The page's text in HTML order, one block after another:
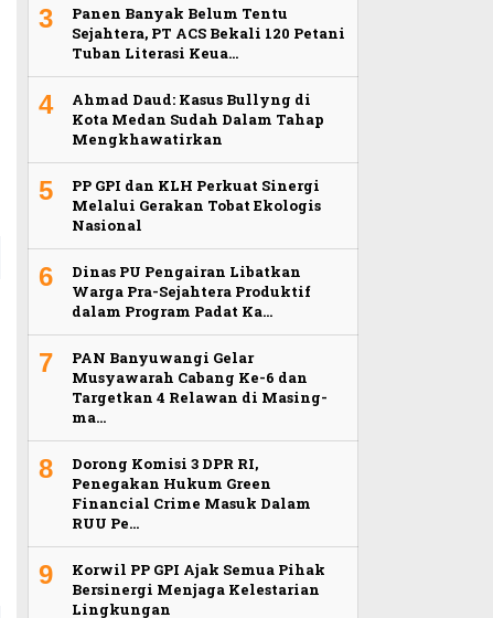
3
Panen Banyak Belum Tentu
Sejahtera, PT ACS Bekali 120 Petani
Tuban Literasi Keua…
4
Ahmad Daud: Kasus Bullyng di
Kota Medan Sudah Dalam Tahap
Mengkhawatirkan
5
PP GPI dan KLH Perkuat Sinergi
Melalui Gerakan Tobat Ekologis
Nasional
6
Dinas PU Pengairan Libatkan
Warga Pra-Sejahtera Produktif
dalam Program Padat Ka…
7
PAN Banyuwangi Gelar
Musyawarah Cabang Ke-6 dan
Targetkan 4 Relawan di Masing-
ma…
8
Dorong Komisi 3 DPR RI,
Penegakan Hukum Green
Financial Crime Masuk Dalam
RUU Pe…
9
Korwil PP GPI Ajak Semua Pihak
Bersinergi Menjaga Kelestarian
Lingkungan